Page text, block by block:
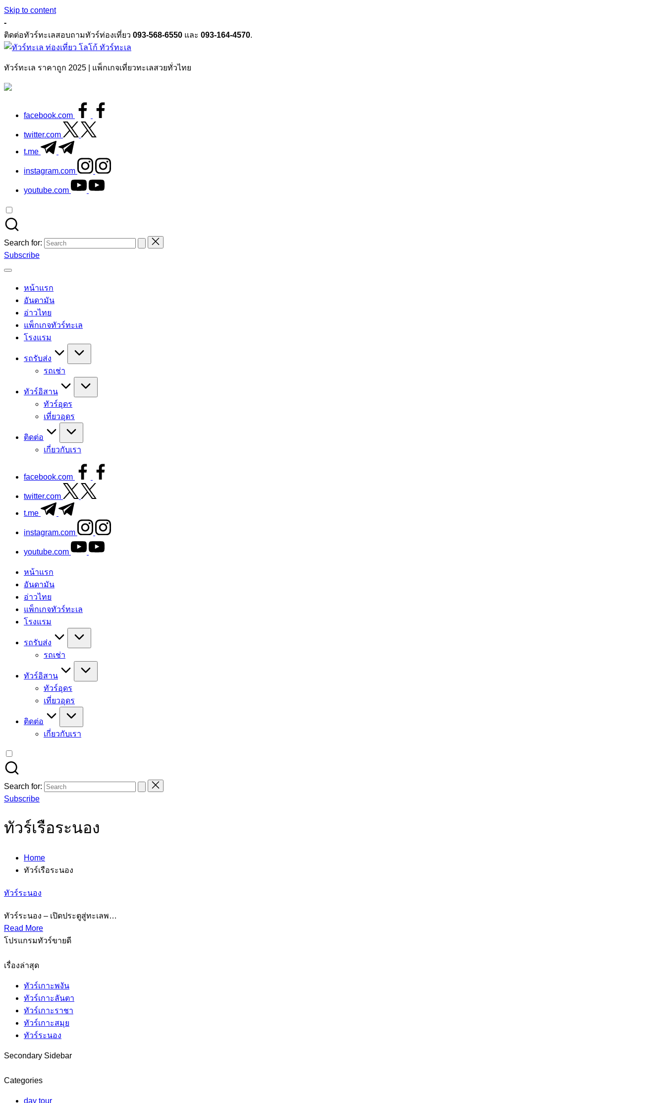
Skip to content
-
ติดต่อทัวร์ทะเลสอบถามทัวร์ท่องเที่ยว 093-568-6550 และ 093-164-4570.
ทัวร์ทะเล
ทัวร์ทะเล ราคาถูก 2025 | แพ็กเกจเที่ยวทะเลสวยทั่วไทย
facebook.com
twitter.com
t.me
instagram.com
youtube.com
Search for:
Subscribe
หน้าแรก
อันดามัน
อ่าวไทย
แพ็กเกจทัวร์ทะเล
โรงแรม
รถรับส่ง
รถเช่า
ทัวร์อิสาน
ทัวร์อุดร
เที่ยวอุดร
ติดต่อ
เกี่ยวกับเรา
facebook.com
twitter.com
t.me
instagram.com
youtube.com
หน้าแรก
อันดามัน
อ่าวไทย
แพ็กเกจทัวร์ทะเล
โรงแรม
รถรับส่ง
รถเช่า
ทัวร์อิสาน
ทัวร์อุดร
เที่ยวอุดร
ติดต่อ
เกี่ยวกับเรา
Search for:
Subscribe
ทัวร์เรือระนอง
Home
ทัวร์เรือระนอง
ทัวร์ระนอง
ทัวร์ระนอง – เปิดประตูสู่ทะเลพ…
Read More
โปรแกรมทัวร์ขายดี
เรื่องล่าสุด
ทัวร์เกาะพงัน
ทัวร์เกาะลันตา
ทัวร์เกาะราชา
ทัวร์เกาะสมุย
ทัวร์ระนอง
Secondary Sidebar
Categories
day tour